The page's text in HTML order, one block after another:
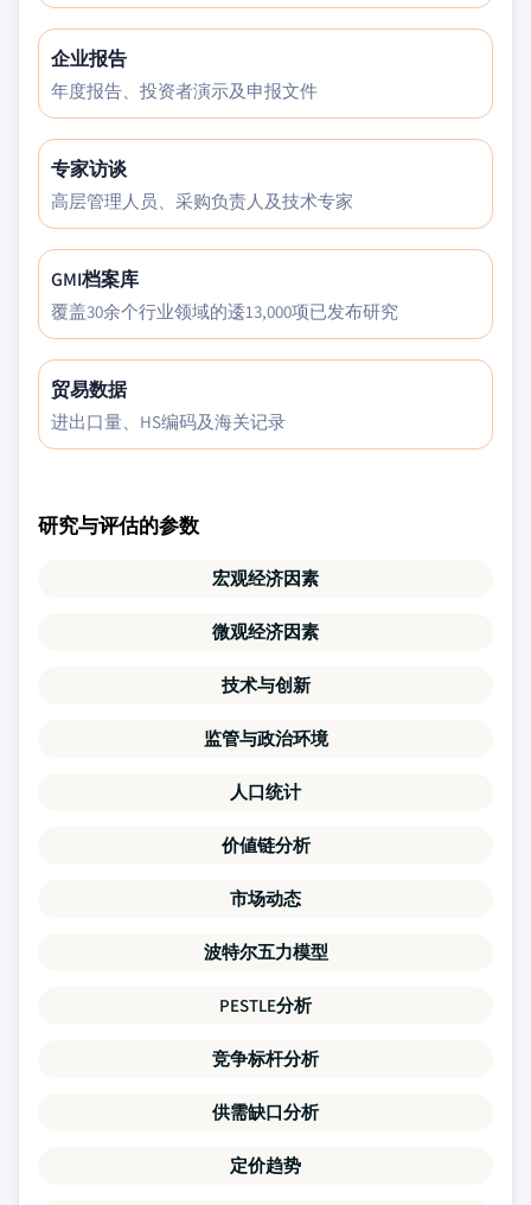
企业报告
年度报告、投资者演示及申报文件
专家访谈
高层管理人员、采购负责人及技术专家
GMI档案库
覆盖30余个行业领域的逶13,000项已发布研究
贸易数据
进出口量、HS编码及海关记录
研究与评估的参数
宏观经济因素
微观经济因素
技术与创新
监管与政治环境
人口统计
价値链分析
市场动态
波特尔五力模型
PESTLE分析
竞争标杆分析
供需缺口分析
定价趋势